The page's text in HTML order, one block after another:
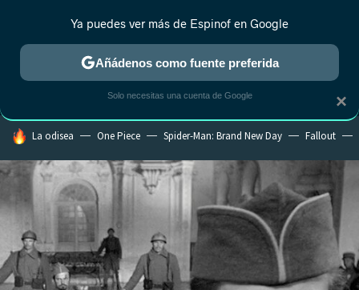
MENÚ NUEVO
ESTRENOS REALITY ANIME RANKINGS CINE
HOY SE HABLA DE
La odisea One Piece Spider-Man: Brand New Day Fallout
×
Ya puedes ver más de Espinof en Google
Añádenos como fuente preferida
Solo necesitas una cuenta de Google